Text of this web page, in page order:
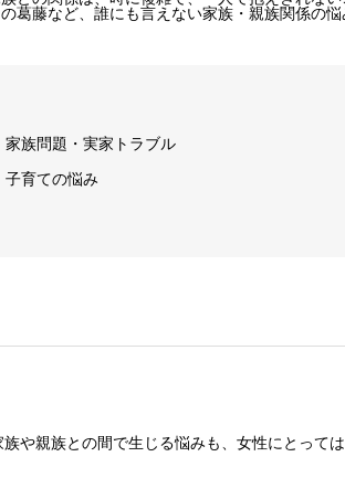
葛藤など、誰にも言えない家族・親族関係の
家族問題・実家トラブル
子育ての悩み
や親族との間で生じる悩みも、女性にとって